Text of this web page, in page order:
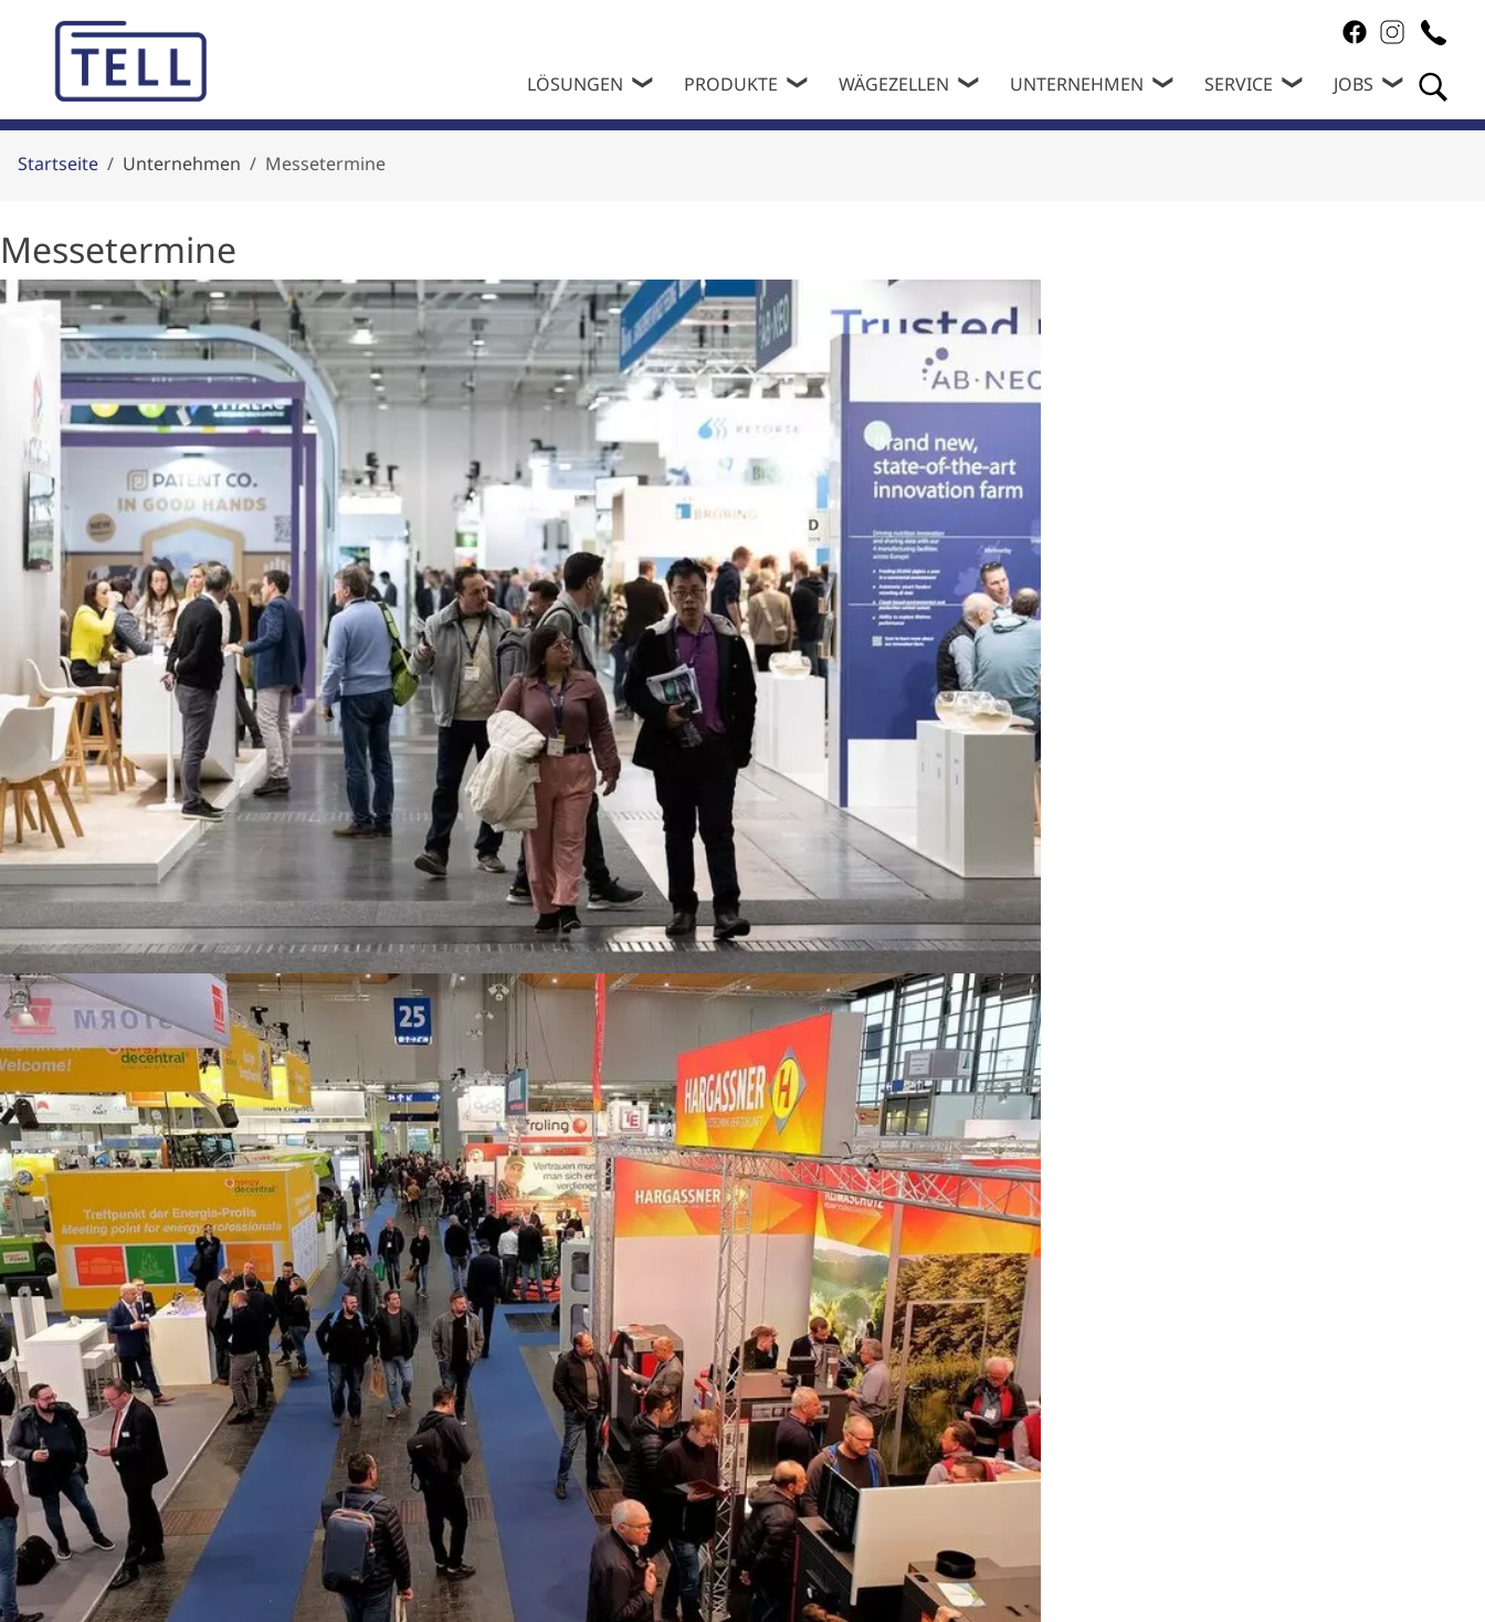
LÖSUNGEN PRODUKTE WÄGEZELLEN UNTERNEHMEN SERVICE JOBS
Startseite Unternehmen Messetermine
Messetermine